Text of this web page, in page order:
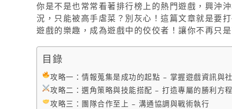
你是不是也常常看著排行榜上的熱門遊戲，興沖
況，只能被高手虐菜？別灰心！這篇文章就是要
遊戲的樂趣，成為遊戲中的佼佼者！讓你不再只
目錄
攻略一：情報蒐集是成功的起點 – 掌握遊戲資訊與
攻略二：選角策略與技能搭配 – 打造專屬的勝利方
攻略三：團隊合作至上 – 溝通協調與戰術執行